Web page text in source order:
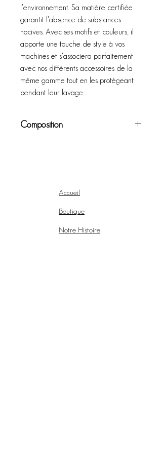
l'environnement. Sa matière certifiée
garantit l'absence de substances
nocives. Avec ses motifs et couleurs, il
apporte une touche de style à vos
machines et s'associera parfaitement
avec nos différents accessoires de la
même gamme tout en les protègeant
pendant leur lavage.
Composition
Accueil
Boutique
Notre Histoire